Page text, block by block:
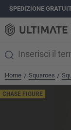
principale
SPEDIZIONE
Home / Squaroes /
CHASE FIGURE
Salta la galleria di